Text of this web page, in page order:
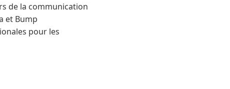
de la communication
et Bump
pour les